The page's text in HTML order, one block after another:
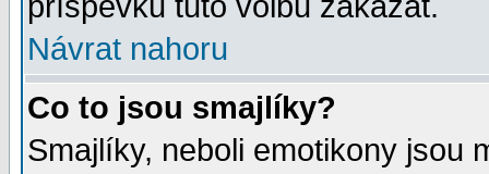
Návrat nahoru
Co to jsou smajlíky?
Smajlíky, neboli emotikony jsou